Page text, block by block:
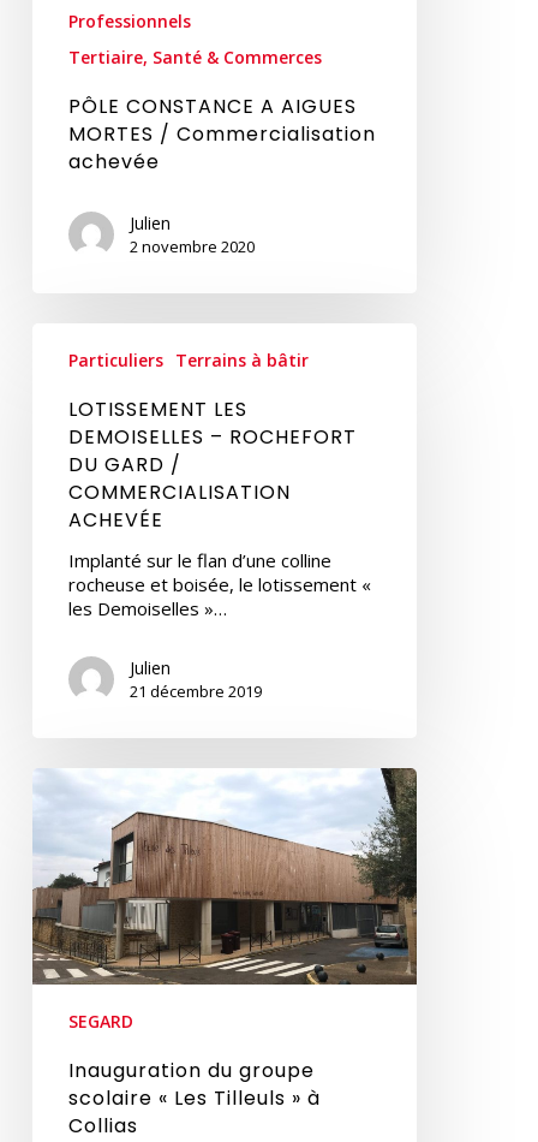
Professionnels
Tertiaire, Santé & Commerces
PÔLE CONSTANCE A AIGUES
MORTES / Commercialisation
achevée
Julien
2 novembre 2020
ROCHEFORT
GARD
COMMERCIALISATION
ACHEVÉE
Particuliers Terrains à bâtir
LOTISSEMENT LES
DEMOISELLES – ROCHEFORT
DU GARD /
COMMERCIALISATION
ACHEVÉE
Implanté sur le flan d’une colline
rocheuse et boisée, le lotissement «
les Demoiselles »…
Julien
21 décembre 2019
Inauguration
scolaire
« Les
Tilleuls »
à
Collias
SEGARD
Inauguration du groupe
scolaire « Les Tilleuls » à
Collias